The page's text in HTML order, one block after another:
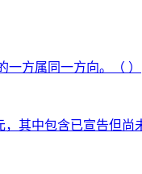
一方属同一方向。（ ）
，其中包含已宣告但